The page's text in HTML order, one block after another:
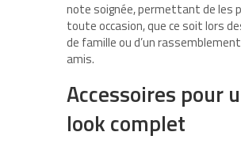
note soignée, permettant de les
toute occasion, que ce soit lors
de famille ou d’un
amis.
Accessoires pour
look complet